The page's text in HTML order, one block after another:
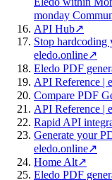
monday
API Hub↗
Stop hardcoding
eledo.online↗
Eledo PDF
API Reference |
Compare PDF
API Reference |
Rapid API
Generate your
eledo.online↗
Home Alt↗
Eledo PDF